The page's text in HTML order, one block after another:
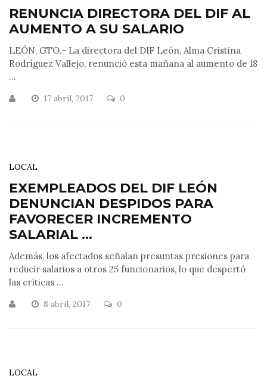
RENUNCIA DIRECTORA DEL DIF AL
AUMENTO A SU SALARIO
LEÓN, GTO.- La directora del DIF León, Alma Cristina
Rodríguez Vallejo, renunció esta mañana al aumento de 18
...
17 abril, 2017 0
LOCAL
EXEMPLEADOS DEL DIF LEÓN
DENUNCIAN DESPIDOS PARA
FAVORECER INCREMENTO
SALARIAL ...
Además, los afectados señalan presuntas presiones para
reducir salarios a otros 25 funcionarios, lo que despertó
las críticas ...
8 abril, 2017 0
LOCAL